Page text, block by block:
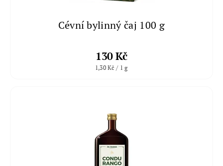
Cévní bylinný čaj 100 g
130 Kč
1,30 Kč / 1 g